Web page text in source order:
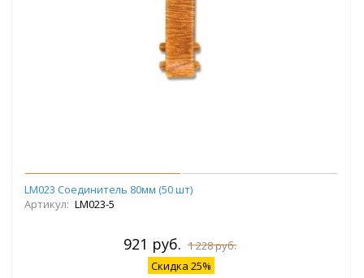
LM023 Соединитель 80мм (50 шт)
Артикул: LM023-5
921 руб. 1 228 руб.
Скидка 25%